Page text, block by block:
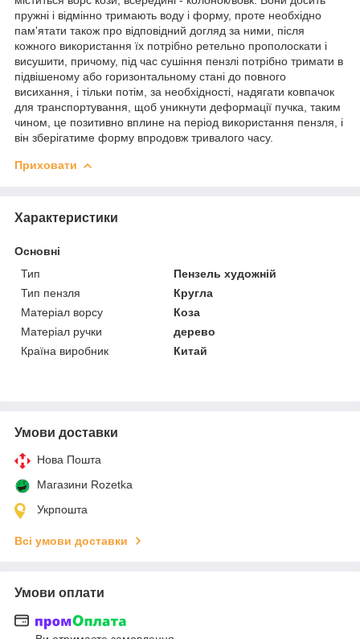
пружні і відмінно тримають воду і форму, проте необхідно
пам'ятати також про відповідний догляд за ними, після
кожного використання їх потрібно ретельно прополоскати і
висушити, причому, під час сушіння пензлі потрібно тримати в
підвішеному або горизонтальному стані до повного
висихання, і тільки потім, за необхідності, надягати ковпачок
для транспортування, щоб уникнути деформації пучка, таким
чином, це позитивно вплине на період використання пензля, і
він зберігатиме форму впродовж тривалого часу.
Приховати
Характеристики
Основні
Тип
Пензель художній
Тип пензля
Кругла
Матеріал ворсу
Коза
Матеріал ручки
дерево
Країна виробник
Китай
Умови доставки
Нова Пошта
Магазини Rozetka
Укрпошта
Всі умови доставки
Умови оплати